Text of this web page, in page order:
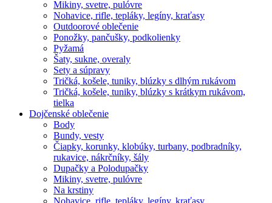
Mikiny, svetre, pulóvre
Nohavice, rifle, tepláky, legíny, kraťasy
Outdoorové oblečenie
Ponožky, pančušky, podkolienky
Pyžamá
Šaty, sukne, overaly
Sety a súpravy
Tričká, košele, tuniky, blúzky s dlhým rukávom
Tričká, košele, tuniky, blúzky s krátkym rukávom,
tielka
Dojčenské oblečenie
Body
Bundy, vesty
Čiapky, korunky, klobúky, turbany, podbradníky,
rukavice, nákrčníky, šály
Dupačky a Polodupačky
Mikiny, svetre, pulóvre
Na krstiny
Nohavice, rifle, tepláky, legíny, kraťasy